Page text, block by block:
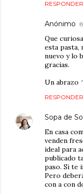
RESPONDER
Anónimo
Que
esta pasta,
nuevo y lo
gracias.
Un
RESPONDER
Sopa de
En casa
venden
ideal para
publicado
paso. Si te
Pero
con a con